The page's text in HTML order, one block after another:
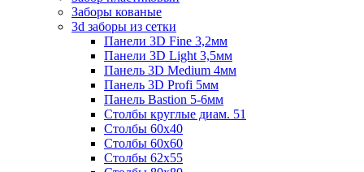
Заборы кованые
3d заборы из сетки
Панели 3D Fine 3,2мм
Панели 3D Light 3,5мм
Панель 3D Medium 4мм
Панель 3D Profi 5мм
Панель Bastion 5-6мм
Столбы круглые диам. 51
Столбы 60х40
Столбы 60х60
Столбы 62х55